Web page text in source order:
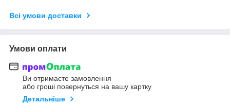
Всі умови доставки
Умови оплати
Ви отримаєте замовлення
або гроші повернуться на вашу картку
Детальніше